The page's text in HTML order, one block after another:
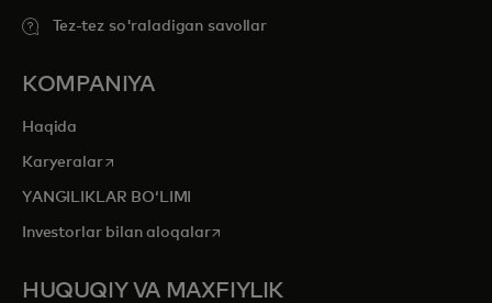
Tez-tez so'raladigan savollar
KOMPANIYA
Haqida
Karyeralaropens in a new tab
YANGILIKLAR BOʻLIMI
Investorlar bilan aloqalaropens in a new tab
HUQUQIY VA MAXFIYLIK